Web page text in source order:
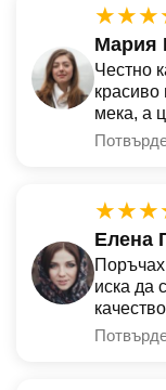
Мария
Честно
мека, а
Елена
иска да